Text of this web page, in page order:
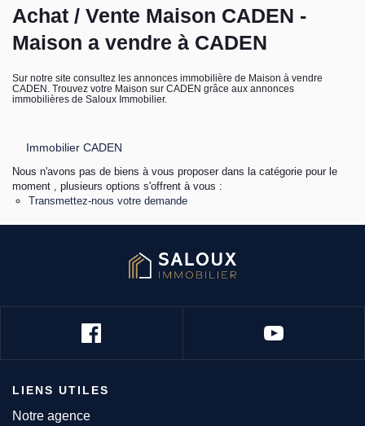
Vendre
L'agence
Contact
Achat / Vente Maison CADEN -
Maison a vendre à CADEN
Sur notre site consultez les annonces immobilière de Maison à vendre
CADEN. Trouvez votre Maison sur CADEN grâce aux annonces
immobilières de Saloux Immobilier.
Immobilier CADEN
Nous n'avons pas de biens à vous proposer dans la catégorie pour le
moment , plusieurs options s'offrent à vous :
Transmettez-nous votre demande
LIENS UTILES
Notre agence